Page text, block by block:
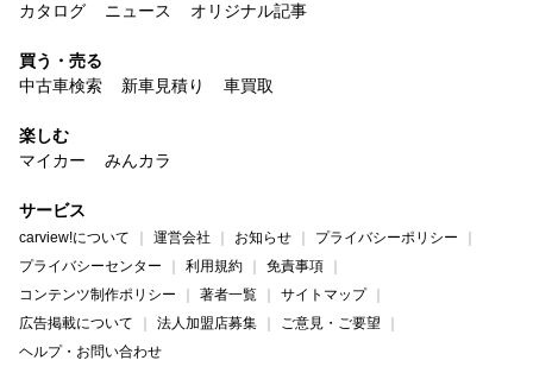
カタログ
ニュース オリジナル記事
買う・売る
中古車検索
新車見積り 車買取
楽しむ
マイカー
みんカラ
サービス
carview!について 運営会社 お知らせ
プライバシーポリシー
プライバシーセンター
利用規約
免責事項
コンテンツ制作ポリシー
著者一覧
サイトマップ
広告掲載について
法人加盟店募集
ご意見・ご要望
ヘルプ・お問い合わせ